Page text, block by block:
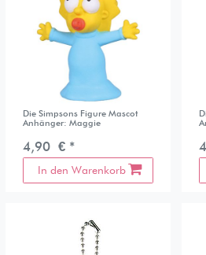
Die Simpsons Figure Mascot
Anhänger: Maggie
4,90 € *
In den Warenkorb